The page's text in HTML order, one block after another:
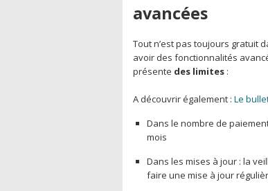
avancées
Tout n’est pas toujours gratuit
avoir des fonctionnalités
présente des limites :
A découvrir également : Le
Dans le nombre de
mois
Dans les mises à jour : la
faire une mise à jour